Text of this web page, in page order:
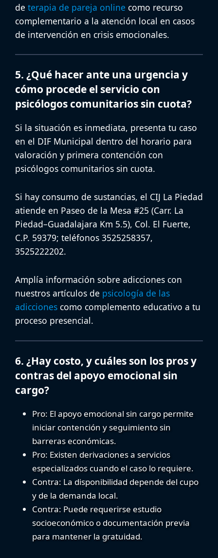
de terapia de pareja online como recurso
complementario a la atención local en casos
de intervención en crisis emocionales.
5. ¿Qué hacer ante una urgencia y
cómo procede el servicio con
psicólogos comunitarios sin cuota?
Si la situación es inmediata, presenta tu caso
en el DIF Municipal dentro del horario para
valoración y primera contención con
psicólogos comunitarios sin cuota.
Si hay consumo de sustancias, el CIJ La Piedad
atiende en Paseo de la Mesa #25 (Carr. La
Piedad–Guadalajara Km 5.5), Col. El Fuerte,
C.P. 59379; teléfonos 3525258357,
3525222202.
Amplía información sobre adicciones con
nuestros artículos de psicología de las
adicciones como complemento educativo a tu
proceso presencial.
6. ¿Hay costo, y cuáles son los pros y
contras del apoyo emocional sin
cargo?
Pro: El apoyo emocional sin cargo permite
iniciar contención y seguimiento sin
barreras económicas.
Pro: Existen derivacionesa servicios
especializados cuando el caso lo requiere.
Contra: La disponibilidad depende del cupo
y de la demanda local.
Contra: Puede requerirse estudio
socioeconómico o documentación previa
para mantener la gratuidad.